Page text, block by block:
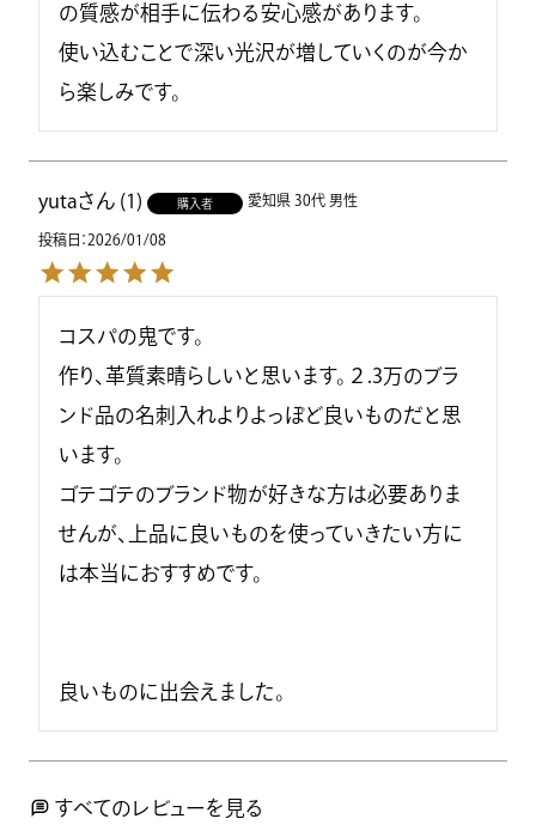
の質感が相手に伝わる安心感があります。
使い込むことで深い光沢が増していくのが今か
ら楽しみです。
yuta 1 購入者 愛知県 30代 男性
投稿日 2026/01/08
コスパの鬼です。
作り、革質素晴らしいと思います。２.3万のブラ
ンド品の名刺入れよりよっぽど良いものだと思
います。
ゴテゴテのブランド物が好きな方は必要ありま
せんが、上品に良いものを使っていきたい方に
は本当におすすめです。
良いものに出会えました。
すべてのレビューを見る